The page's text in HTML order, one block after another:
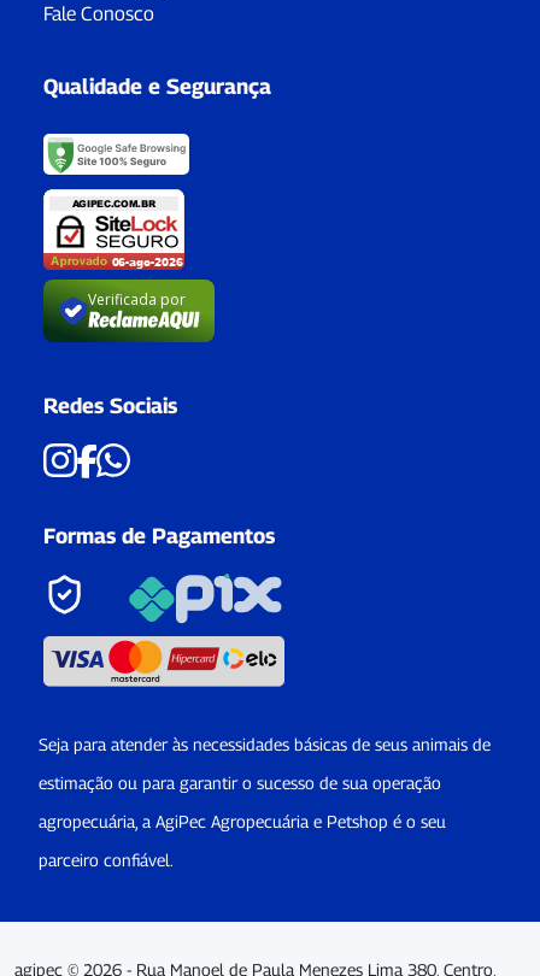
Fale Conosco
Qualidade e Segurança
Verificada por
Redes Sociais
Formas de Pagamentos
Seja para atender às necessidades básicas de seus animais de
estimação ou para garantir o sucesso de sua operação
agropecuária, a AgiPec Agropecuária e Petshop é o seu
parceiro confiável.
agipec © 2026 - Rua Manoel de Paula Menezes Lima 380, Centro,